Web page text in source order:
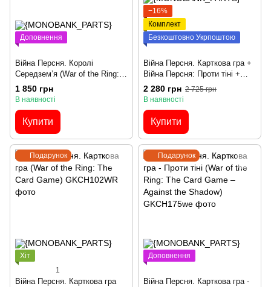
Доповнення
Війна Персня. Королі
Середзем’я (War of the Ring:
Kings of Middle-earth)
1 850 грн
В наявності
Купити
−16%
Комплект
Безкоштовно Укрпоштою
Війна Персня. Карткова гра +
Війна Персня: Проти тіні +
Промо – Комплект
2 280 грн 2 725 грн
В наявності
Купити
Подарунок
Хіт
1
Війна Персня. Карткова гра
Подарунок
Доповнення
Війна Персня. Карткова гра -